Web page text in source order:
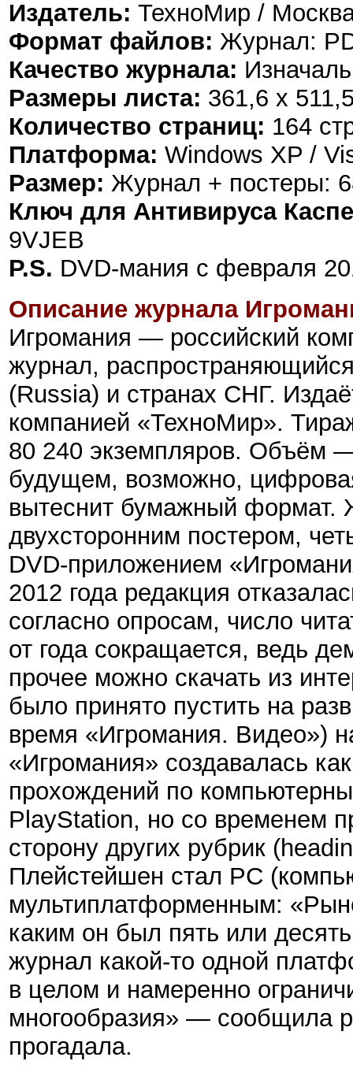
Издатель: ТехноМир /
Формат файлов: Журнал:
Качество журнала:
Размеры листа: 361,6 х
Количество страниц: 164
Платформа: Windows XP /
Размер: Журнал + постеры:
Ключ для Антивируса
9VJEB
P.S. DVD-мания с февраля
Описание журнала
Игромания — российский
журнал,
(Russia) и странах СНГ.
компанией «ТехноМир».
80 240 экземпляров. Объём
будущем, возможно,
вытеснит бумажный формат.
двухсторонним постером,
DVD-приложением
2012 года редакция
согласно опросам, число
от года сокращается, ведь
прочее можно скачать из
было принято пустить на
время «Игромания. Видео»)
«Игромания» создавалась
прохождений по
PlayStation, но со временем
сторону других рубрик
Плейстейшен стал PC
мультиплатформенным:
каким он был пять или
журнал какой-то одной
в целом и намеренно
многообразия» — сообщила
прогадала.